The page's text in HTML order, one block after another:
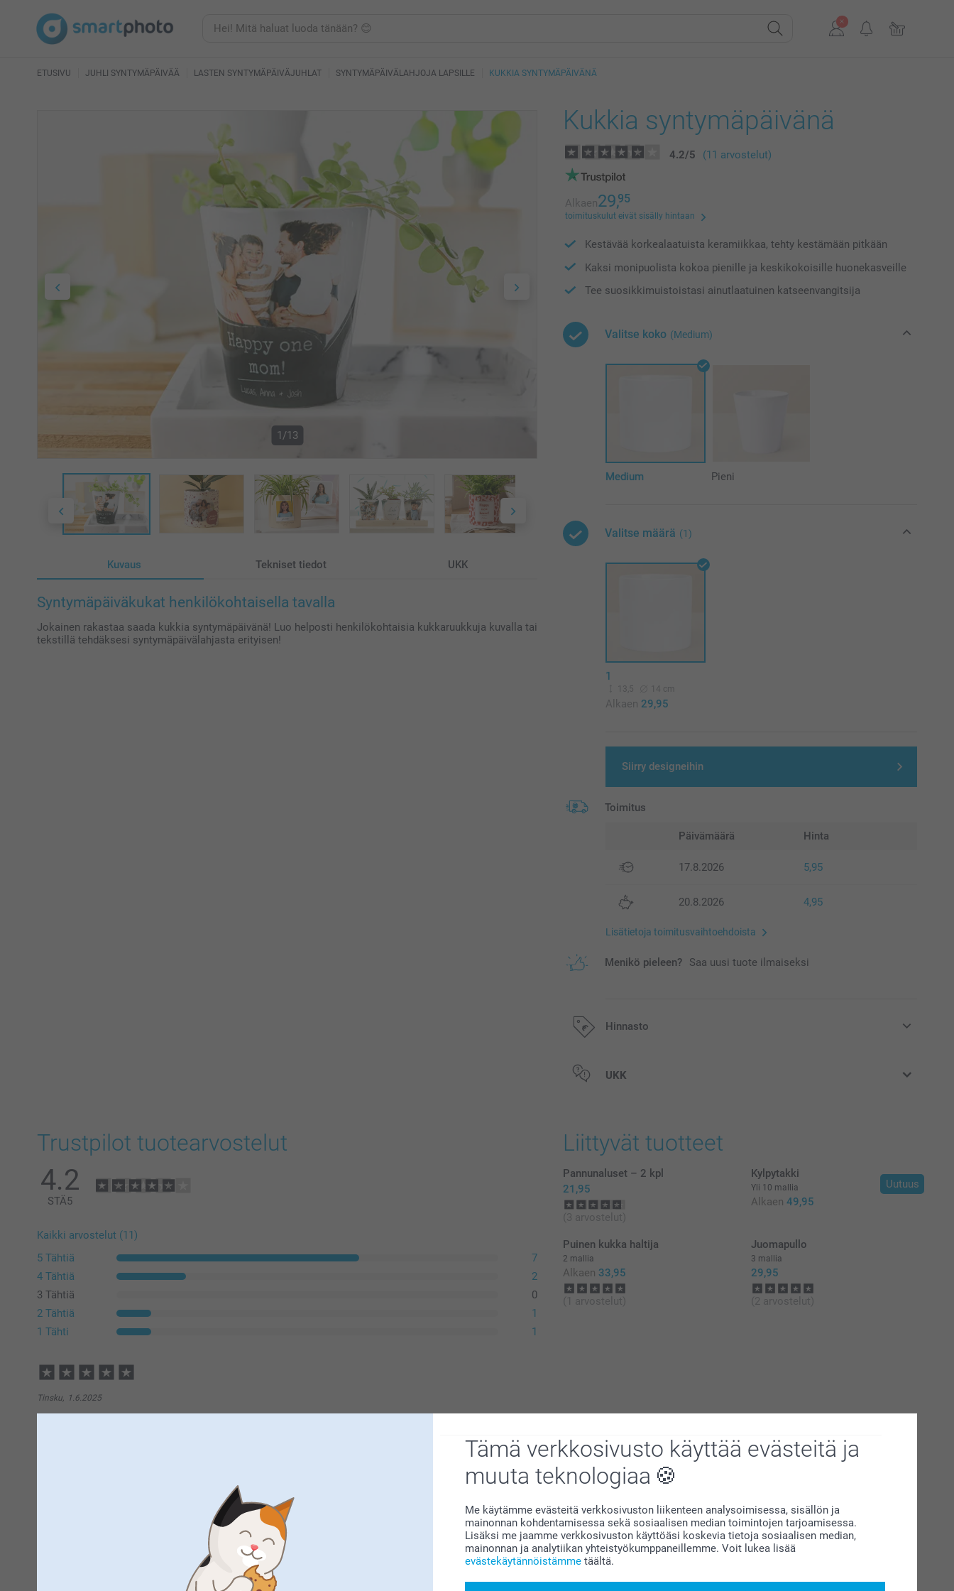
Tämä verkkosivusto käyttää evästeitä ja
muuta teknologiaa
Me käytämme evästeitä verkkosivuston liikenteen analysoimisessa, sisällön ja
mainonnan kohdentamisessa sekä sosiaalisen median toimintojen tarjoamisessa.
Lisäksi me jaamme verkkosivuston käyttöäsi koskevia tietoja sosiaalisen median,
mainonnan ja analytiikan yhteistyökumppaneillemme. Voit lukea lisää
evästekäytännöistämme täältä.
ETUSIVU JUHLI SYNTYMÄPÄIVÄÄ LASTEN SYNTYMÄPÄIVÄJUHLAT SYNTYMÄPÄIVÄLAHJOJA LAPSILLE KUKKIA SYNTYMÄPÄIVÄNÄ
1/13
Kuvaus Tekniset tiedot UKK
Syntymäpäiväkukat henkilökohtaisella tavalla
Jokainen rakastaa saada kukkia syntymäpäivänä! Luo helposti henkilökohtaisia kukkaruukkuja kuvalla tai
tekstillä tehdäksesi syntymäpäivälahjasta erityisen!
Kukkia syntymäpäivänä
4.2/5 (11 arvostelut)
Alkaen29,95
toimituskulut eivät sisälly hintaan
Kestävää korkealaatuista keramiikkaa, tehty kestämään pitkään
Kaksi monipuolista kokoa pienille ja keskikokoisille huonekasveille
Tee suosikkimuistoistasi ainutlaatuinen katseenvangitsija
Valitse koko (Medium)
Medium Pieni
Valitse määrä (1)
1
13,5 14 cm
Alkaen 29,95
Siirry designeihin
Toimitus
Päivämäärä Hinta
17.8.2026 5,95
20.8.2026 4,95
Lisätietoja toimitusvaihtoehdoista
Menikö pieleen? Saa uusi tuote ilmaiseksi
Hinnasto
Kaikki hinnat ovat euroina, sisältävät arvonlisäveron ja eivät sisällä
UKK
Trustpilot tuotearvostelut
4.2
STÄ5
Kaikki arvostelut (11)
5 Tähtiä
7
4 Tähtiä
2
3 Tähtiä
0
2 Tähtiä
1
1 Tähti
1
Tinsku, 1.6.2025
Suuret kiitokset 5 tähdestä ja palautteesta, arvostamme sitä suuresti 😊 Kiva että pidät
kukkaruukusta, toivottavasti myös äitisi ilahtuu/ilahtui siitä!
Kukkaruukku oli söpö ja kuvan laatu hyvä.
Liittyvät tuotteet
Pannunaluset – 2 kpl
21,95
(3 arvostelut)
Uutuus
Kylpytakki
Yli 10 mallia
Alkaen 49,95
Puinen kukka haltija
2 mallia
Alkaen 33,95
(1 arvostelut)
Juomapullo
3 mallia
29,95
(2 arvostelut)